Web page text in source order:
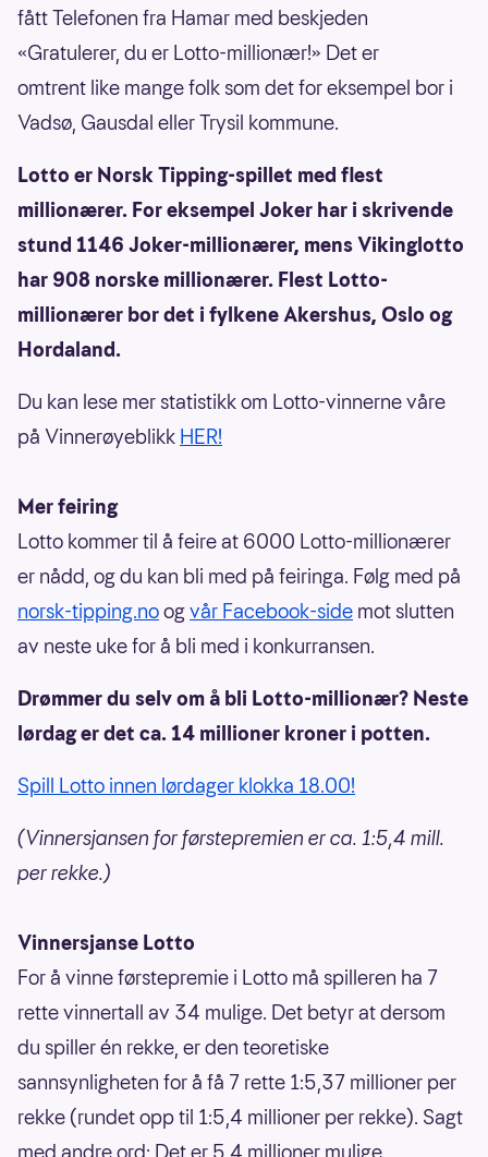
fått Telefonen fra Hamar med beskjeden
«Gratulerer, du er Lotto-millionær!» Det er
omtrent like mange folk som det for eksempel bor i
Vadsø, Gausdal eller Trysil kommune.
Lotto er Norsk Tipping-spillet med flest
millionærer. For eksempel Joker har i skrivende
stund 1146 Joker-millionærer, mens Vikinglotto
har 908 norske millionærer. Flest Lotto-
millionærer bor det i fylkene Akershus, Oslo og
Hordaland.
Du kan lese mer statistikk om Lotto-vinnerne våre
på Vinnerøyeblikk HER!
Mer feiring
Lotto kommer til å feire at 6000 Lotto-millionærer
er nådd, og du kan bli med på feiringa. Følg med på
norsk-tipping.noogvår Facebook-side mot slutten
av neste uke for å bli med i konkurransen.
Drømmer du selv om å bli Lotto-millionær? Neste
lørdag er det ca. 14 millioner kroner i potten.
Spill Lotto innen lørdager klokka 18.00!
(Vinnersjansen for førstepremien er ca. 1:5,4 mill.
per rekke.)
Vinnersjanse Lotto
For å vinne førstepremie i Lotto må spilleren ha 7
rette vinnertall av 34 mulige. Det betyr at dersom
du spiller én rekke, er den teoretiske
sannsynligheten for å få 7 rette 1:5,37 millioner per
rekke (rundet opp til 1:5,4 millioner per rekke). Sagt